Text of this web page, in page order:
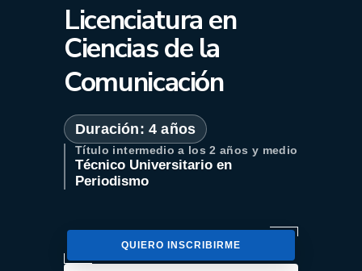
Licenciatura en
Ciencias de la
Comunicación
Duración: 4 años
Título intermedio a los2 años y medio
Técnico Universitario en
Periodismo
QUIERO INSCRIBIRME